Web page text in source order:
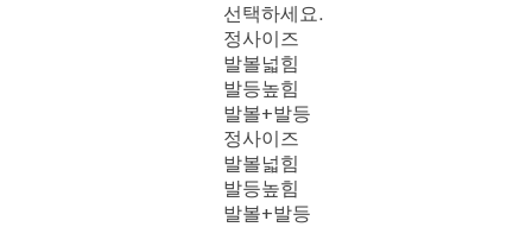
선택하세요.
정사이즈
발볼넓힘
발등높힘
발볼+발등
정사이즈
발볼넓힘
발등높힘
발볼+발등